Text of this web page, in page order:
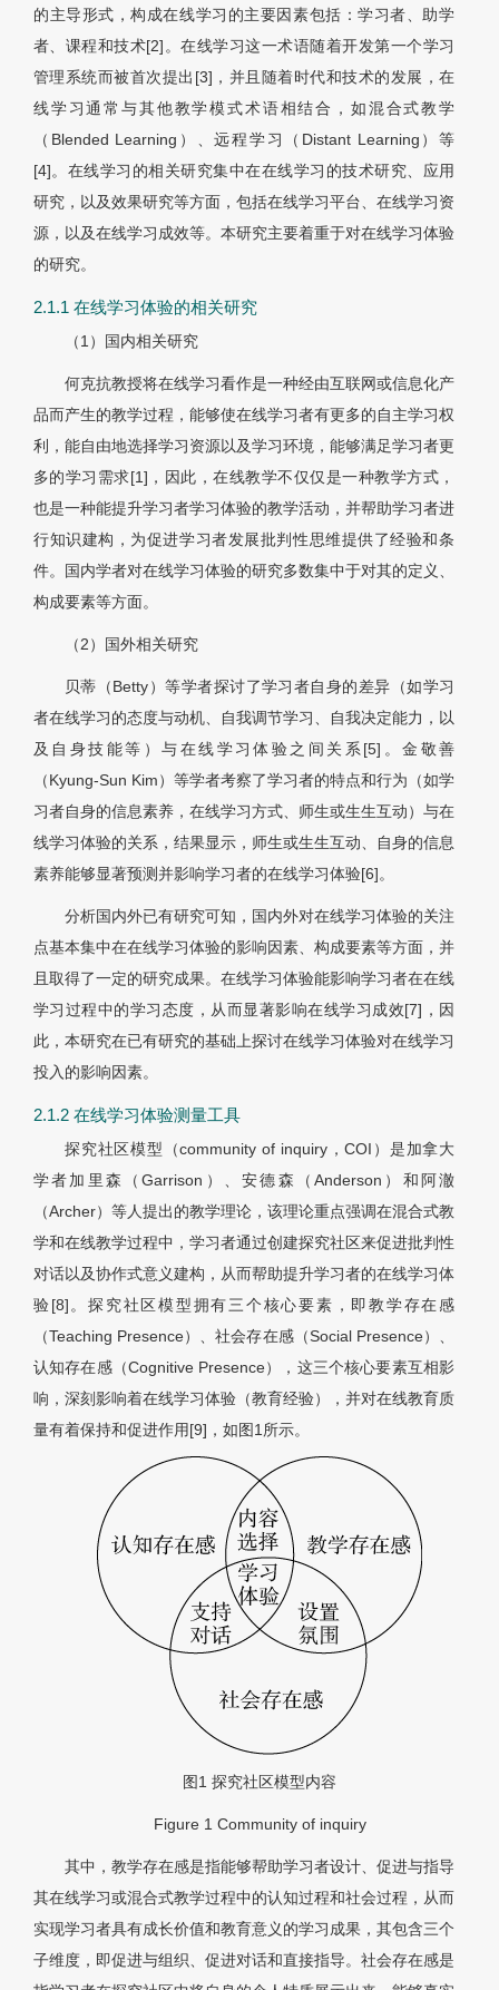
的主导形式，构成在线学习的主要因素包括：学习者、助学
者、课程和技术[2]。在线学习这一术语随着开发第一个学习
管理系统而被首次提出[3]，并且随着时代和技术的发展，在
线学习通常与其他教学模式术语相结合，如混合式教学
（Blended Learning）、远程学习（Distant Learning）等
[4]。在线学习的相关研究集中在在线学习的技术研究、应用
研究，以及效果研究等方面，包括在线学习平台、在线学习资
源，以及在线学习成效等。本研究主要着重于对在线学习体验
的研究。
2.1.1 在线学习体验的相关研究
（1）国内相关研究
何克抗教授将在线学习看作是一种经由互联网或信息化产
品而产生的教学过程，能够使在线学习者有更多的自主学习权
利，能自由地选择学习资源以及学习环境，能够满足学习者更
多的学习需求[1]，因此，在线教学不仅仅是一种教学方式，
也是一种能提升学习者学习体验的教学活动，并帮助学习者进
行知识建构，为促进学习者发展批判性思维提供了经验和条
件。国内学者对在线学习体验的研究多数集中于对其的定义、
构成要素等方面。
（2）国外相关研究
贝蒂（Betty）等学者探讨了学习者自身的差异（如学习
者在线学习的态度与动机、自我调节学习、自我决定能力，以
及自身技能等）与在线学习体验之间关系[5]。金敬善
（Kyung-Sun Kim）等学者考察了学习者的特点和行为（如学
习者自身的信息素养，在线学习方式、师生或生生互动）与在
线学习体验的关系，结果显示，师生或生生互动、自身的信息
素养能够显著预测并影响学习者的在线学习体验[6]。
分析国内外已有研究可知，国内外对在线学习体验的关注
点基本集中在在线学习体验的影响因素、构成要素等方面，并
且取得了一定的研究成果。在线学习体验能影响学习者在在线
学习过程中的学习态度，从而显著影响在线学习成效[7]，因
此，本研究在已有研究的基础上探讨在线学习体验对在线学习
投入的影响因素。
2.1.2 在线学习体验测量工具
探究社区模型（community of inquiry，COI）是加拿大
学者加里森（Garrison）、安德森（Anderson）和阿澈
（Archer）等人提出的教学理论，该理论重点强调在混合式教
学和在线教学过程中，学习者通过创建探究社区来促进批判性
对话以及协作式意义建构，从而帮助提升学习者的在线学习体
验[8]。探究社区模型拥有三个核心要素，即教学存在感
（Teaching Presence）、社会存在感（Social Presence）、
认知存在感（Cognitive Presence），这三个核心要素互相影
响，深刻影响着在线学习体验（教育经验），并对在线教育质
量有着保持和促进作用[9]，如图1所示。
图1 探究社区模型内容
Figure 1 Community of inquiry
其中，教学存在感是指能够帮助学习者设计、促进与指导
其在线学习或混合式教学过程中的认知过程和社会过程，从而
实现学习者具有成长价值和教育意义的学习成果，其包含三个
子维度，即促进与组织、促进对话和直接指导。社会存在感是